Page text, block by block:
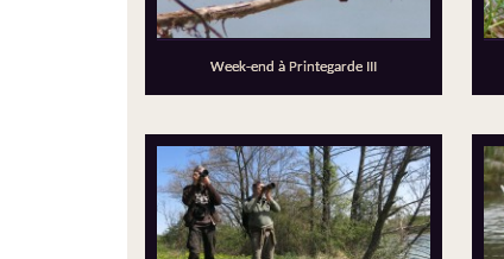
Week-end à Printegarde III